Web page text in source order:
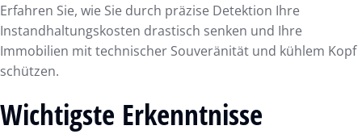
Erfahren Sie, wie Sie durch präzise Detektion Ihre
Instandhaltungskosten drastisch senken und Ihre
Immobilien mit technischer Souveränität und kühlem Kopf
schützen.
Wichtigste Erkenntnisse